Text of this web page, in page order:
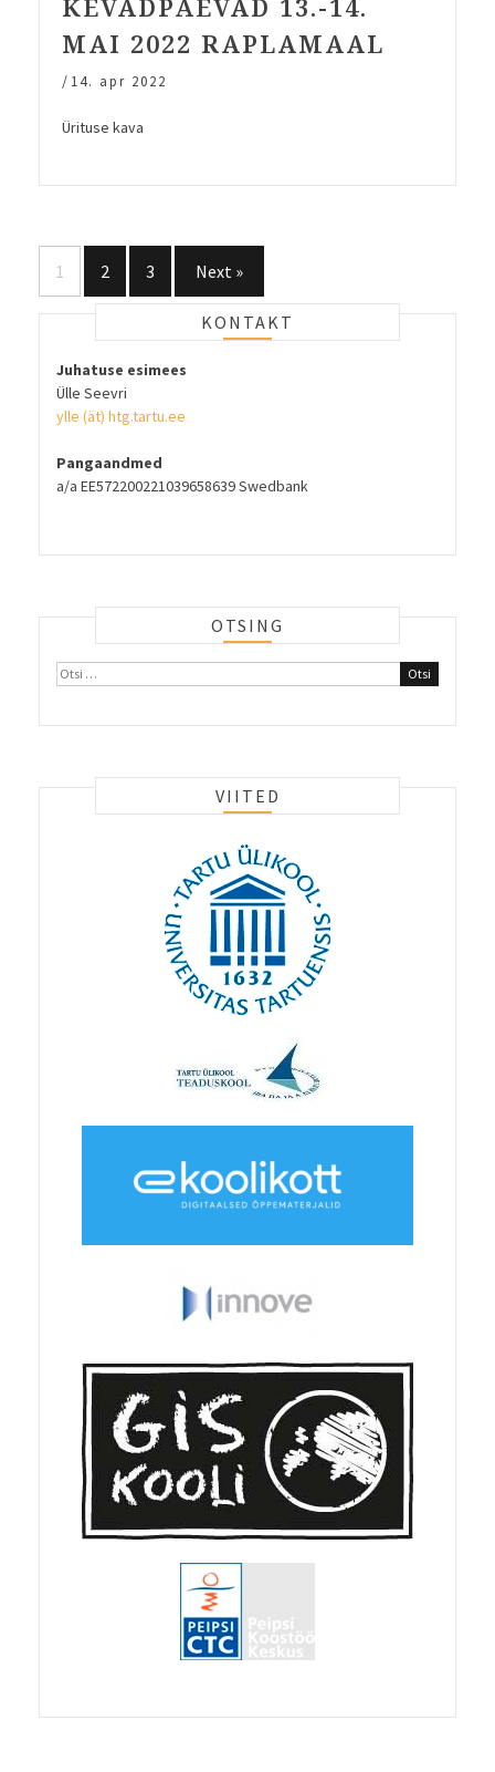
KEVADPÄEVAD 13.-14.
MAI 2022 RAPLAMAAL
/ 14. apr 2022
Ürituse kava
Postituste
leheküljendus
1 2 3 Next »
KONTAKT
Juhatuse esimees
Ülle Seevri
ylle (ät) htg.tartu.ee
Pangaandmed
a/a EE572200221039658639 Swedbank
OTSING
Otsi:
VIITED